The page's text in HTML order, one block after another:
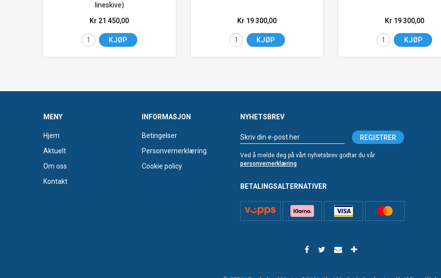
lineskive)
Kr 21 450,00
KJØP
Kr 19 300,00
KJØP
Kr 19 300,00
KJØP
MENY
Hjem
Aktuelt
Om oss
Kontakt
INFORMASJON
Betingelser
Personvernerklæring
Cookie policy
NYHETSBREV
REGISTRER
Ved å melde deg på vårt nyhetsbrev godtar du vår
personvernerklæring
BETALINGSALTERNATIVER